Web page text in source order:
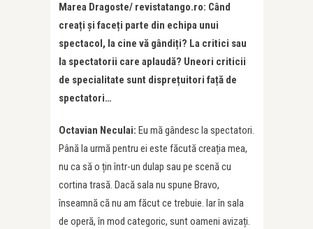
Marea Dragoste/ revistatango.ro: Când
creați și faceți parte din echipa unui
spectacol, la cine vă gândiți? La critici sau
la spectatorii care aplaudă? Uneori criticii
de specialitate sunt disprețuitori față de
spectatori…
Octavian Neculai: Eu mă gândesc la spectatori.
Până la urmă pentru ei este făcută creația mea,
nu ca să o țin într-un dulap sau pe scenă cu
cortina trasă. Dacă sala nu spune Bravo,
înseamnă că nu am făcut ce trebuie. Iar în sala
de operă, în mod categoric, sunt oameni avizați.